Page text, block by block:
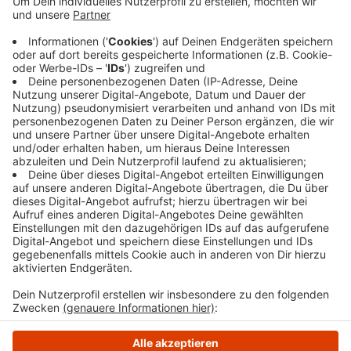
macht das Bergische Kinder- und Jugendhospiz
Burgholz, dann sind Kindertagesstätten und der
Förderverein einer Grundschule vertreten und viele
mehr. Der nostalgische Weihnachtsmarkt und die
Sparkassenhütte öffnen am 27. November. Letzter
Tag ist der Tag vor Heiligabend.
Veröffentlicht:Mittwoch, 15.11.2023 15:34
Anzeige
Anzeige